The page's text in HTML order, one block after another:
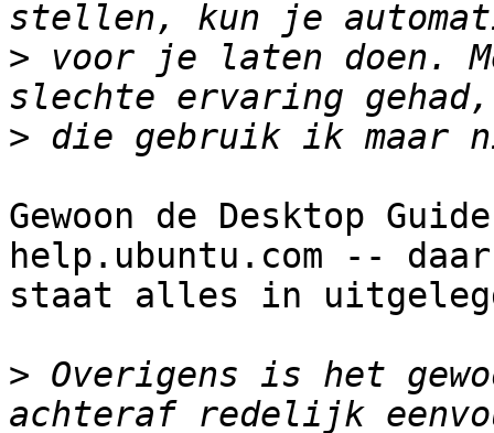
> voor je laten doen.
>
Gewoon de Desktop
help.ubuntu.com -- daar
staat alles in
> Overigens is het